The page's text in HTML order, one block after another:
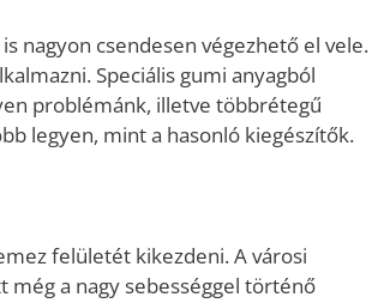
nagyon csendesen végezhető el vele.
Speciális gumi anyagból
problémánk, illetve többrétegű
legyen, mint a hasonló kiegészítők.
felületét kikezdeni. A városi
a nagy sebességgel történő